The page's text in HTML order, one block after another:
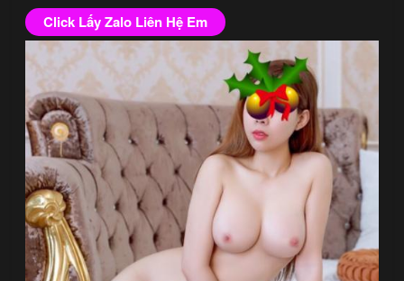
Click Lấy Zalo Liên Hệ Em